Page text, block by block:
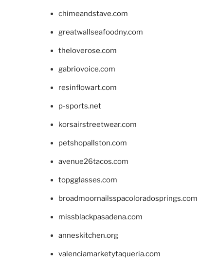
chimeandstave.com
greatwallseafoodny.com
theloverose.com
gabriovoice.com
resinflowart.com
p-sports.net
korsairstreetwear.com
petshopallston.com
avenue26tacos.com
topgglasses.com
broadmoornailsspacoloradosprings.com
missblackpasadena.com
anneskitchen.org
valenciamarketytaqueria.com